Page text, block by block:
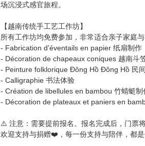
场沉浸式感官旅程。
【越南传统手工艺工作坊】
所有工作坊均免费参加，非常适合亲子家庭
- Fabrication d'éventails en papier 纸扇制作
- Décoration de chapeaux coniques 越南斗
- Peinture folklorique Đông Hồ Đông Hồ 民
- Calligraphie 书法体验
- Création de libellules en bambou 竹蜻蜓制
- Décoration de plateaux et paniers en
⚠️ 注意：需要提前报名。报名完成后，门票
欢迎支持与捐赠❤️，每一份支持与陪伴，都是